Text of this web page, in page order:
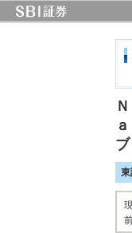
東